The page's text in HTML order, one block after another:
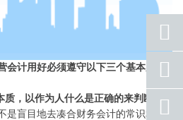
会计用好必须遵守以下三个基本原
，以作为人什么是正确的来判断
盲目地去凑合财务会计的常识和习
座机
手机